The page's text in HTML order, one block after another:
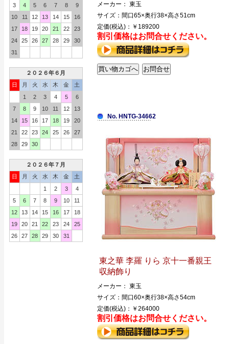
3
4 5 6 7 8
9
10
11 12 13 14 15
16
17
18 19 20 21 22
23
24
25 26 27 28 29
30
31
２０２６年６月
日
月 火 水 木 金
土
1
2 3 4 5
6
7
8 9 10 11 12
13
14
15 16 17 18 19
20
21
22 23 24 25 26
27
28
29 30
２０２６年７月
日
月 火 水 木 金
土
1
2 3
4
5
6 7 8 9 10
11
12
13 14 15 16 17
18
19
20 21 22 23 24
25
26
27 28 29 30 31
メーカー： 東玉
サイズ：間口65×奥行38×高さ51cm
定価(税込)：￥189200
割引価格はお問合せください。
No. HNTG-34662
東之華 李羅 りら 京十一番親王
収納飾り
メーカー： 東玉
サイズ：間口60×奥行38×高さ54cm
定価(税込)：￥264000
割引価格はお問合せください。